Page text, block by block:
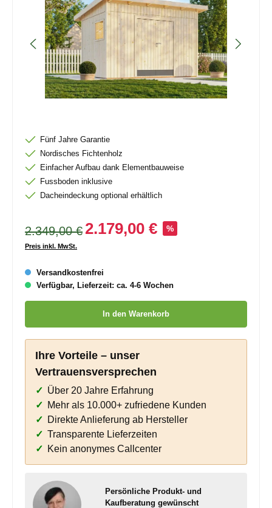
Fünf Jahre Garantie
Nordisches Fichtenholz
Einfacher Aufbau dank Elementbauweise
Fussboden inklusive
Dacheindeckung optional erhältlich
2.349,00 € 2.179,00 € %
Preis inkl. MwSt.
Versandkostenfrei
Verfügbar, Lieferzeit: ca. 4-6 Wochen
In den Warenkorb
Ihre Vorteile – unser
Vertrauensversprechen
Über 20 Jahre Erfahrung
Mehr als 10.000+ zufriedene Kunden
Direkte Anlieferung ab Hersteller
Transparente Lieferzeiten
Kein anonymes Callcenter
Persönliche Produkt- und
Kaufberatung gewünscht